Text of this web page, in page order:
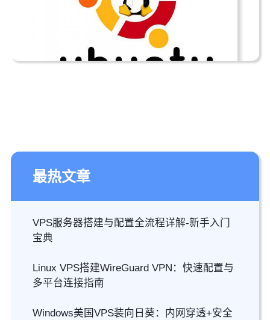
最热文章
VPS服务器搭建与配置全流程详解-新手入门
宝典
Linux VPS搭建WireGuard VPN：快速配置与
多平台连接指南
Windows美国VPS装向日葵：内网穿透+安全